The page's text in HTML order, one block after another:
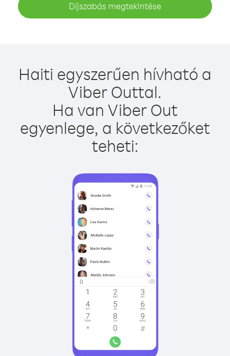
Díjszabás megtekintése
Haiti egyszerűen hívható a
Viber Outtal.
Ha van Viber Out
egyenlege, a következőket
teheti: